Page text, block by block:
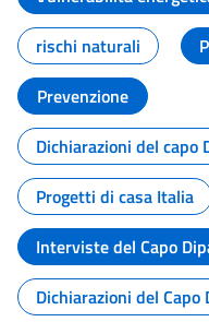
rischi naturali
Prevenzione
Dichiarazioni del capo
Progetti di casa Italia
Interviste del Capo
Dichiarazioni del